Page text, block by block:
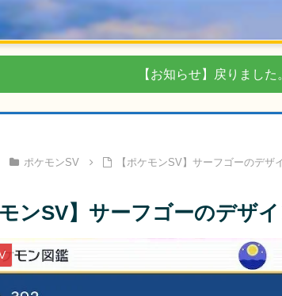
【お知らせ】戻りまし
ポケモンSV 【ポケモンSV】サーフゴーのデザ
モンSV】サーフゴーのデザ